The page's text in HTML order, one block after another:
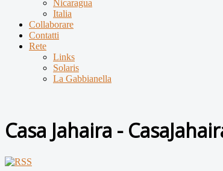
Nicaragua
Italia
Collaborare
Contatti
Rete
Links
Solaris
La Gabbianella
Casa Jahaira -